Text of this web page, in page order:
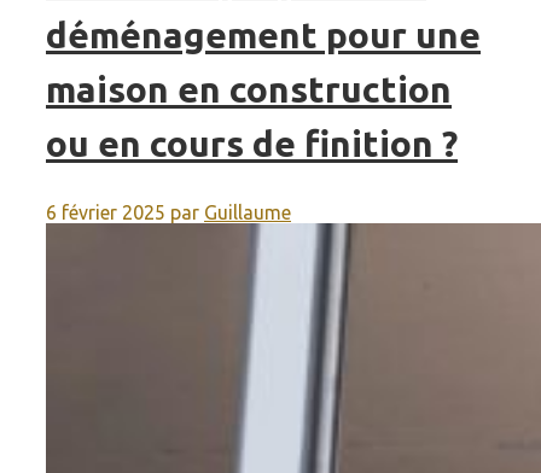
déménagement pour une
maison en construction
ou en cours de finition ?
6 février 2025 par Guillaume